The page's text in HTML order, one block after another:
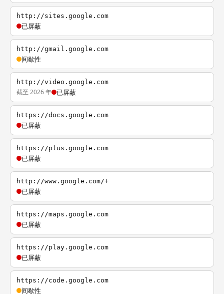
http://sites.google.com
已屏蔽
http://gmail.google.com
间歇性
http://video.google.com
截至 2026 年 已屏蔽
https://docs.google.com
已屏蔽
https://plus.google.com
已屏蔽
http://www.google.com/+
已屏蔽
https://maps.google.com
已屏蔽
https://play.google.com
已屏蔽
https://code.google.com
间歇性